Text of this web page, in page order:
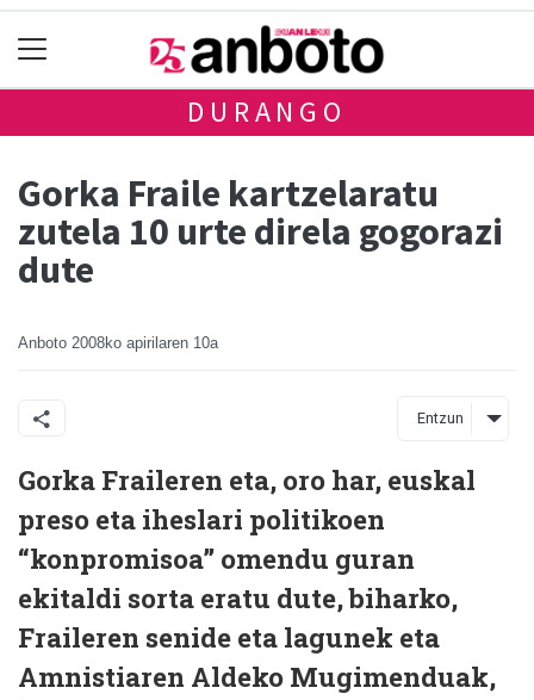
DURANGO
Gorka Fraile kartzelaratu
zutela 10 urte direla gogorazi
dute
Anboto 2008ko apirilaren 10a
Entzun
Gorka Fraileren eta, oro har, euskal
preso eta iheslari politikoen
“konpromisoa” omendu guran
ekitaldi sorta eratu dute, biharko,
Fraileren senide eta lagunek eta
Amnistiaren Aldeko Mugimenduak,